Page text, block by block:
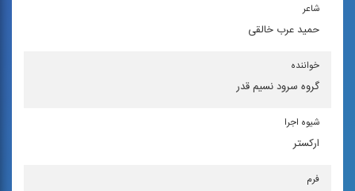
شاعر
حمید عرب خالقی
خواننده
گروه سرود نسیم قدر
شیوه اجرا
اركستر
فرم